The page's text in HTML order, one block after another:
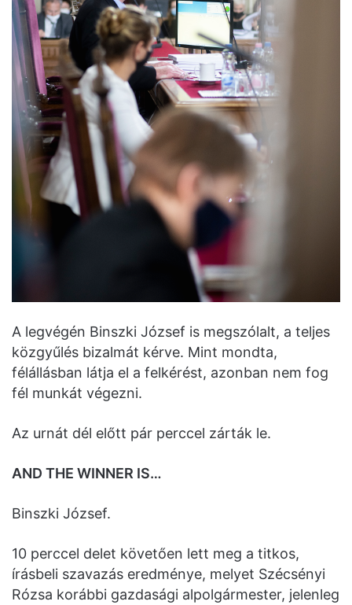
A legvégén Binszki József is megszólalt, a teljes
közgyűlés bizalmát kérve. Mint mondta,
félállásban látja el a felkérést, azonban nem fog
fél munkát végezni.
Az urnát dél előtt pár perccel zárták le.
AND THE WINNER IS…
Binszki József.
10 perccel delet követően lett meg a titkos,
írásbeli szavazás eredménye, melyet Szécsényi
Rózsa korábbi gazdasági alpolgármester, jelenleg